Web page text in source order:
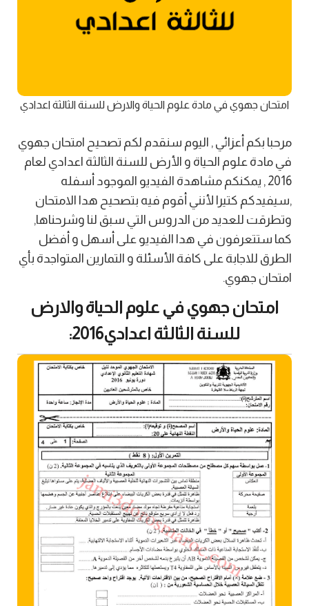
امتحان جهوي في مادة علوم الحياة والارض للسنة الثالثة اعدادي
مرحبا بكم أعزائي , اليوم سنقدم لكم تصحيح امتحان جهوي
في مادة علوم الحياة و الأرض للسنة الثالثة اعدادي لعام
2016 , يمكنكم مشاهدة الفيديو الموجود أسفله
,سيفيدكم كتيرا لأنني أقوم فيه بتصحيح هدا الامتحان
وتطرقت للعديد من الدروس التي سبق لنا وشرحناها,
كما ستتعرفون في هدا الفيديو على أسهل و أفضل
الطرق للاجابة على كافة الأسئلة و التمارين المتواجدة بأي
امتحان جهوي.
امتحان جهوي في علوم الحياة والارض
للسنة الثالثة اعدادي2016: